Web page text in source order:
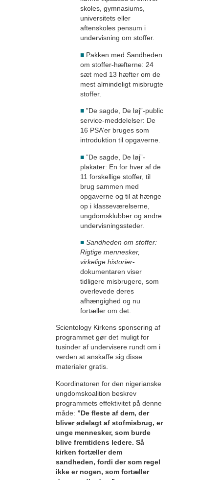
skoles, gymnasiums,
universitets eller
aftenskoles pensum i
undervisning om stoffer.
■ Pakken med Sandheden
om stoffer-hæfterne: 24
sæt med 13 hæfter om de
mest almindeligt misbrugte
stoffer.
■ ”De sagde, De løj”-public
service-meddelelser: De
16 PSA’er bruges som
introduktion til opgaverne.
■ ”De sagde, De løj”-
plakater: En for hver af de
11 forskellige stoffer, til
brug sammen med
opgaverne og til at hænge
op i klasseværelserne,
ungdomsklubber og andre
undervisningssteder.
■ Sandheden om stoffer:
Rigtige mennesker,
virkelige historier-
dokumentaren viser
tidligere misbrugere, som
overlevede deres
afhængighed og nu
fortæller om det.
Scientology Kirkens sponsering af
programmet gør det muligt for
tusinder af undervisere rundt om i
verden at anskaffe sig disse
materialer gratis.
Koordinatoren for den nigerianske
ungdomskoalition beskrev
programmets effektivitet på denne
måde: ”De fleste af dem, der
bliver ødelagt af stofmisbrug, er
unge mennesker, som burde
blive fremtidens ledere. Så
kirken fortæller dem
sandheden, fordi der som regel
ikke er nogen, som fortæller